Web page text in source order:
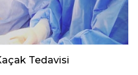
Tedavisi